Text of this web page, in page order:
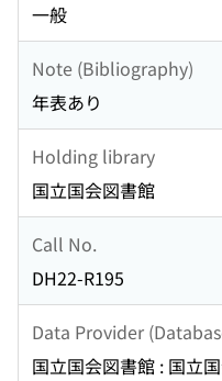
一般
Note (Bibliography)
年表あり
Holding library
国立国会図書館
Call No.
DH22-R195
Data Provider
国立国会図書館 : 国立